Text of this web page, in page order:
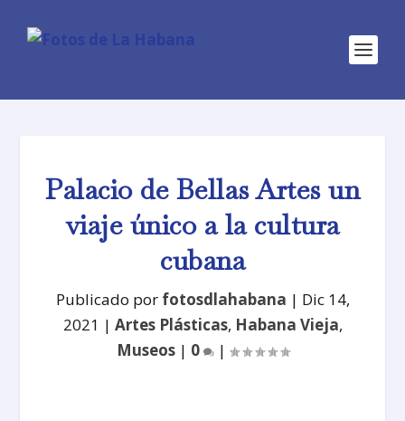
Palacio de Bellas Artes un
viaje único a la cultura
cubana
Publicado por fotosdlahabana | Dic 14,
2021 | Artes Plásticas, Habana Vieja,
Museos| 0 |